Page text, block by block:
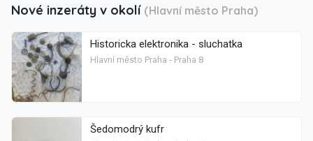
Nové inzeráty v okolí (Hlavní město Praha)
Historicka elektronika - sluchatka
Hlavní město Praha - Praha 8
Šedomodrý kufr